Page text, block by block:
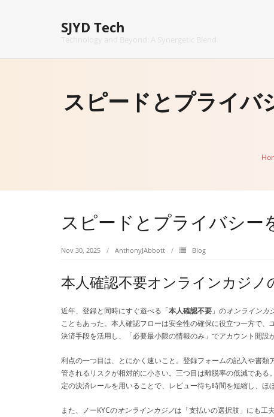
SJYD Tech
スピードとプライバ
スピードとプライバシー
Nov 30, 2025 AnthonyJAbbott Blog
本人確認不要オンラインカジノ
近年、登録と同時にすぐ遊べる「本人確認不要 」のオンラインカ
こともあった。本人確認フローは安全性の確保に役立つ一方で
決済手段を活用し、「必要最小限の情報のみ」でアカウント開設
利点の一つ目は、とにかく速いこと。登録フォームの記入や書類
管されるリスクが相対的に小さい。三つ目は離脱率の低減であ
定の決済レールを用いることで、レビュー待ち時間を短縮し、ほ
また、ノーKYCのオンラインカジノは「支払いの選択肢」にも工